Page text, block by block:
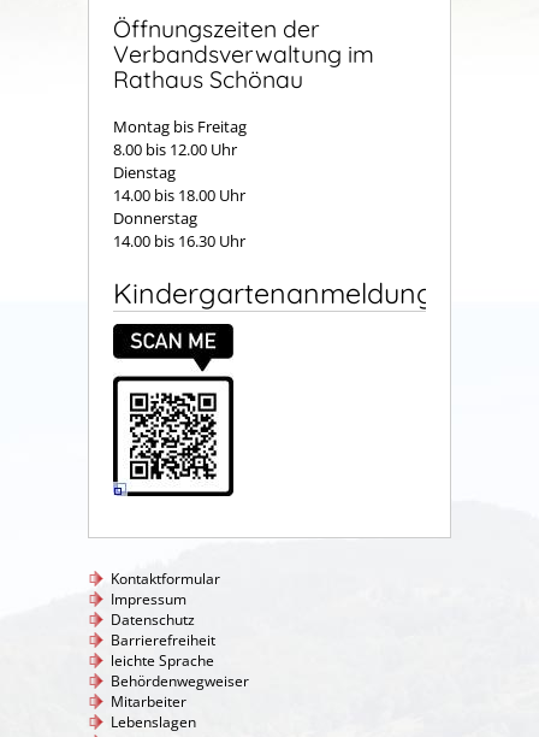
Öffnungszeiten der
Verbandsverwaltung im
Rathaus Schönau
Montag bis Freitag
8.00 bis 12.00 Uhr
Dienstag
14.00 bis 18.00 Uhr
Donnerstag
14.00 bis 16.30 Uhr
Kindergartenanmeldung
Kontaktformular
Impressum
Datenschutz
Barrierefreiheit
leichte Sprache
Behördenwegweiser
Mitarbeiter
Lebenslagen